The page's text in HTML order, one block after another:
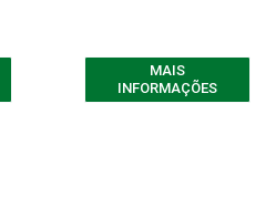
MAIS
INFORMAÇÕES